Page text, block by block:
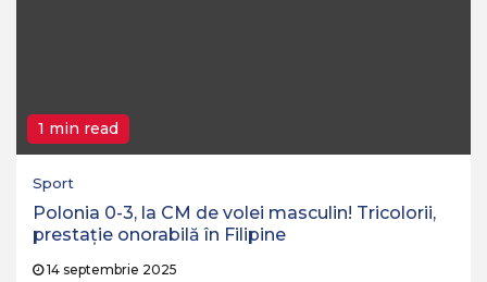
1 min read
Sport
Polonia 0-3, la CM de volei masculin! Tricolorii,
prestație onorabilă în Filipine
14 septembrie 2025